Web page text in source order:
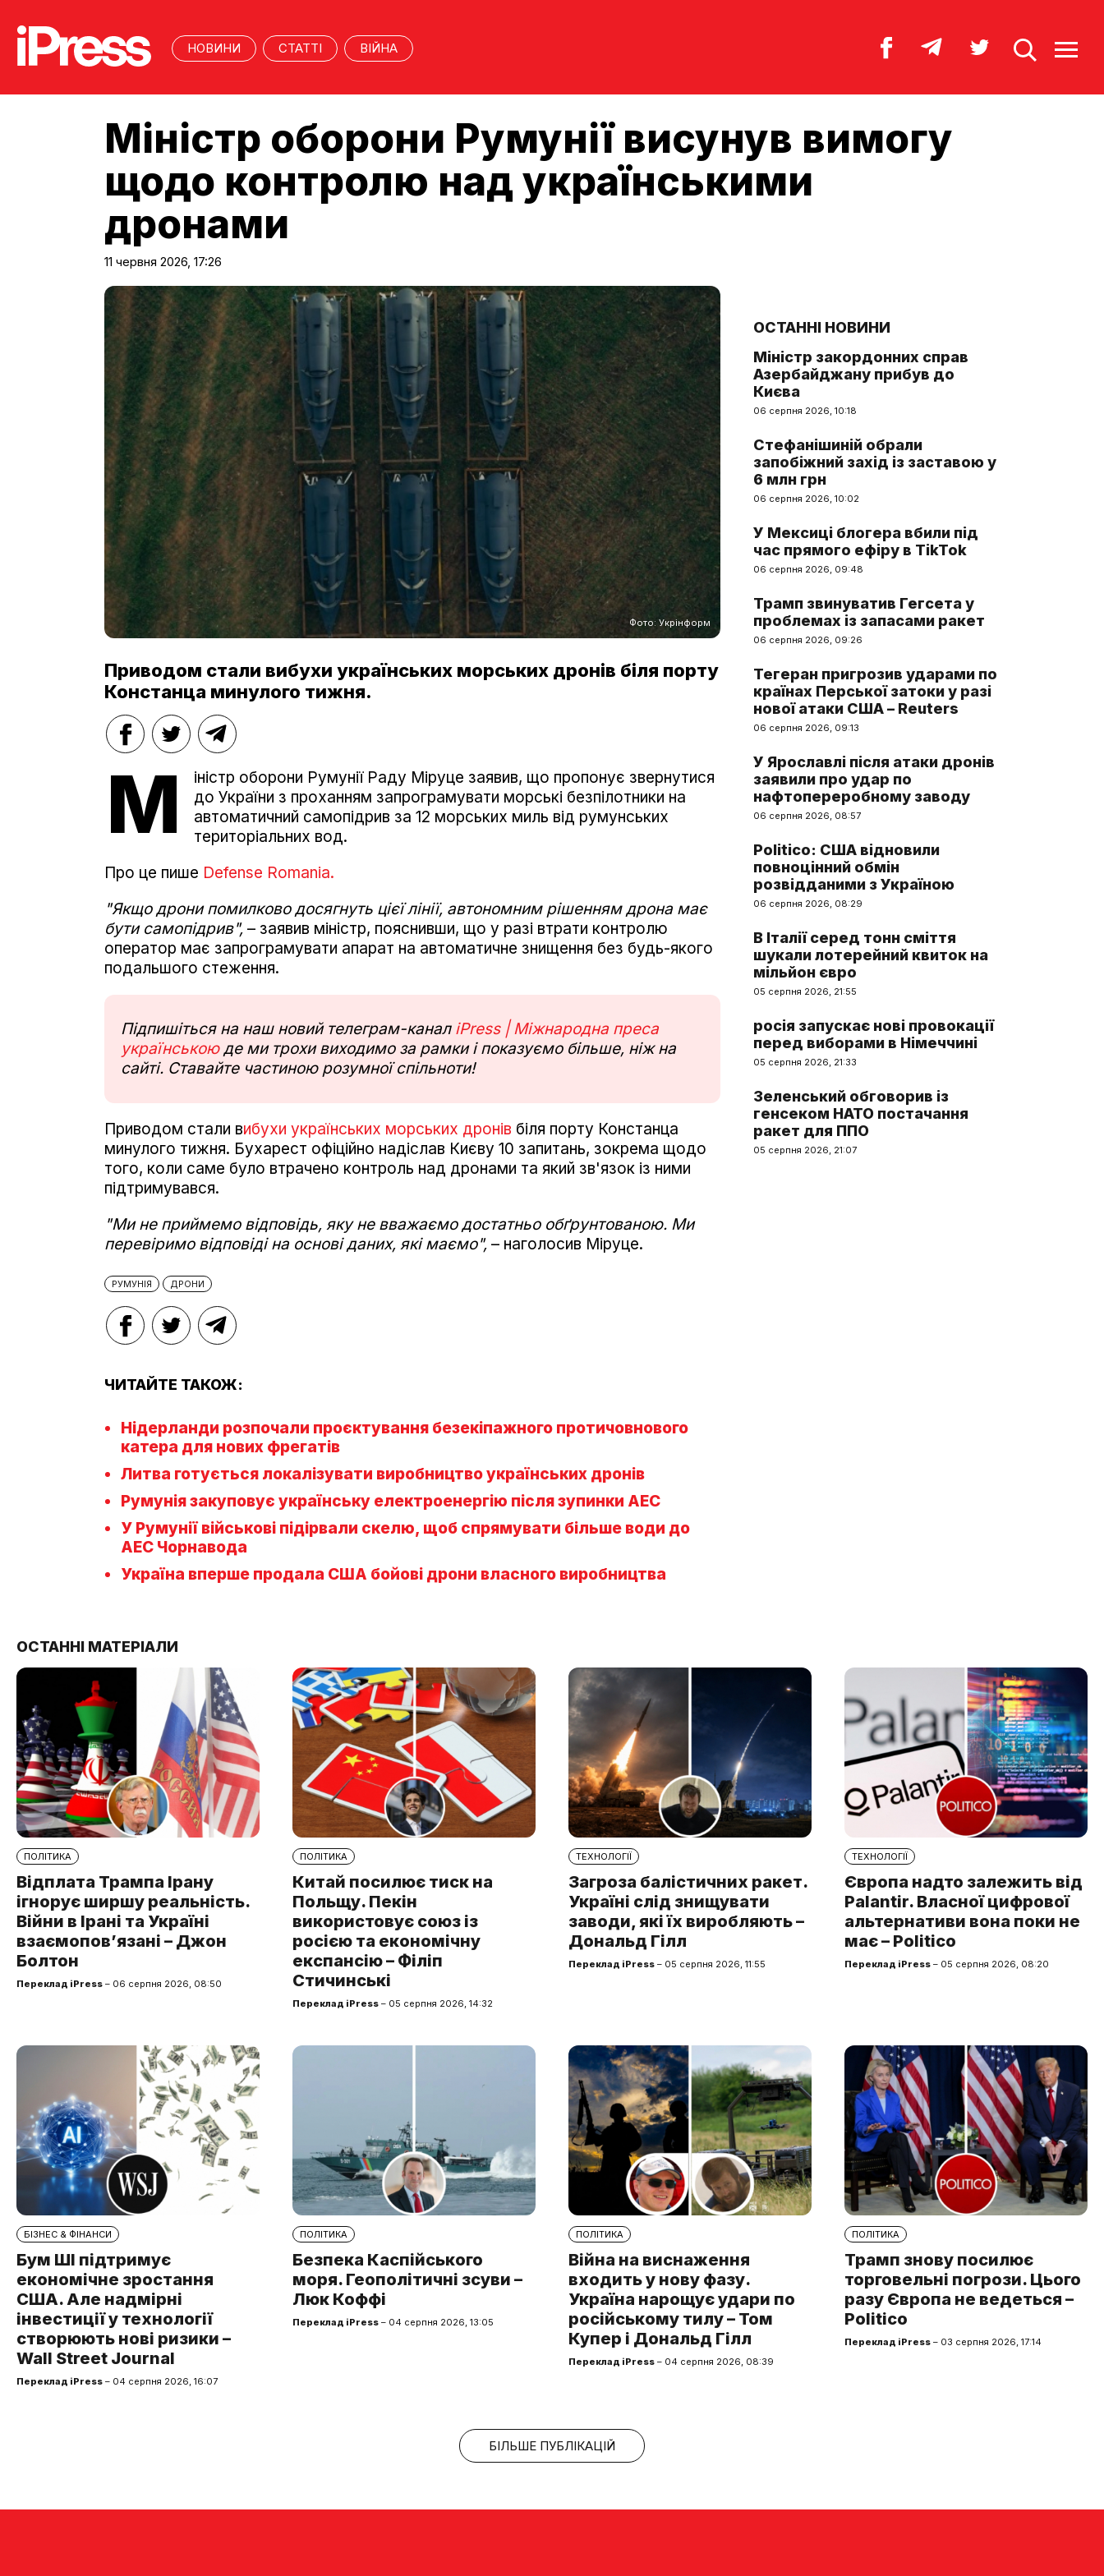
НОВИНИ СТАТТІ ВІЙНА
Міністр оборони Румунії висунув вимогу
щодо контролю над українськими
дронами
11 червня 2026, 17:26
Фото: Укрінформ
Приводом стали вибухи українських морських дронів біля порту
Констанца минулого тижня.
М
іністр оборони Румунії Раду Міруце заявив, що пропонує звернутися
до України з проханням запрограмувати морські безпілотники на
автоматичний самопідрив за 12 морських миль від румунських
територіальних вод.
Про це пише Defense Romania.
"Якщо дрони помилково досягнуть цієї лінії, автономним рішенням дрона має
бути самопідрив", – заявив міністр, пояснивши, що у разі втрати контролю
оператор має запрограмувати апарат на автоматичне знищення без будь-якого
подальшого стеження.
Підпишіться на наш новий телеграм-канал iPress | Міжнародна преса
українськоюде ми трохи виходимо за рамки і показуємо більше, ніж на
сайті. Ставайте частиною розумної спільноти!
Приводом стали вибухи українських морських дронів біля порту Констанца
минулого тижня. Бухарест офіційно надіслав Києву 10 запитань, зокрема щодо
того, коли саме було втрачено контроль над дронами та який зв'язок із ними
підтримувався.
"Ми не приймемо відповідь, яку не вважаємо достатньо обґрунтованою. Ми
перевіримо відповіді на основі даних, які маємо", – наголосив Міруце.
РУМУНІЯ ДРОНИ
ЧИТАЙТЕ ТАКОЖ:
Нідерланди розпочали проєктування безекіпажного протичовнового
катера для нових фрегатів
Литва готується локалізувати виробництво українських дронів
Румунія закуповує українську електроенергію після зупинки АЕС
У Румунії військові підірвали скелю, щоб спрямувати більше води до
АЕС Чорнавода
Україна вперше продала США бойові дрони власного виробництва
ОСТАННІ НОВИНИ
Міністр закордонних справ
Азербайджану прибув до
Києва
06 серпня 2026, 10:18
Стефанішиній обрали
запобіжний захід із заставою у
6 млн грн
06 серпня 2026, 10:02
У Мексиці блогера вбили під
час прямого ефіру в TikTok
06 серпня 2026, 09:48
Трамп звинуватив Гегсета у
проблемах із запасами ракет
06 серпня 2026, 09:26
Тегеран пригрозив ударами по
країнах Перської затоки у разі
нової атаки США – Reuters
06 серпня 2026, 09:13
У Ярославлі після атаки дронів
заявили про удар по
нафтопереробному заводу
06 серпня 2026, 08:57
Politico: США відновили
повноцінний обмін
розвідданими з Україною
06 серпня 2026, 08:29
В Італії серед тонн сміття
шукали лотерейний квиток на
мільйон євро
05 серпня 2026, 21:55
росія запускає нові провокації
перед виборами в Німеччині
05 серпня 2026, 21:33
Зеленський обговорив із
генсеком НАТО постачання
ракет для ППО
05 серпня 2026, 21:07
ОСТАННІ МАТЕРІАЛИ
ПОЛІТИКА
Відплата Трампа Ірану
ігнорує ширшу реальність.
Війни в Ірані та Україні
взаємопов’язані – Джон
Болтон
Переклад iPress – 06 серпня 2026, 08:50
ПОЛІТИКА
Китай посилює тиск на
Польщу. Пекін
використовує союз із
росією та економічну
експансію – Філіп
Стичинські
Переклад iPress – 05 серпня 2026, 14:32
ТЕХНОЛОГІЇ
Загроза балістичних ракет.
Україні слід знищувати
заводи, які їх виробляють –
Дональд Гілл
Переклад iPress – 05 серпня 2026, 11:55
ТЕХНОЛОГІЇ
Європа надто залежить від
Palantir. Власної цифрової
альтернативи вона поки не
має – Politico
Переклад iPress – 05 серпня 2026, 08:20
БІЗНЕС & ФІНАНСИ
Бум ШІ підтримує
економічне зростання
США. Але надмірні
інвестиції у технології
створюють нові ризики –
Wall Street Journal
Переклад iPress – 04 серпня 2026, 16:07
ПОЛІТИКА
Безпека Каспійського
моря. Геополітичні зсуви –
Люк Коффі
Переклад iPress – 04 серпня 2026, 13:05
ПОЛІТИКА
Війна на виснаження
входить у нову фазу.
Україна нарощує удари по
російському тилу – Том
Купер і Дональд Гілл
Переклад iPress – 04 серпня 2026, 08:39
ПОЛІТИКА
Трамп знову посилює
торговельні погрози. Цього
разу Європа не ведеться –
Politico
Переклад iPress – 03 серпня 2026, 17:14
БІЛЬШЕ ПУБЛІКАЦІЙ